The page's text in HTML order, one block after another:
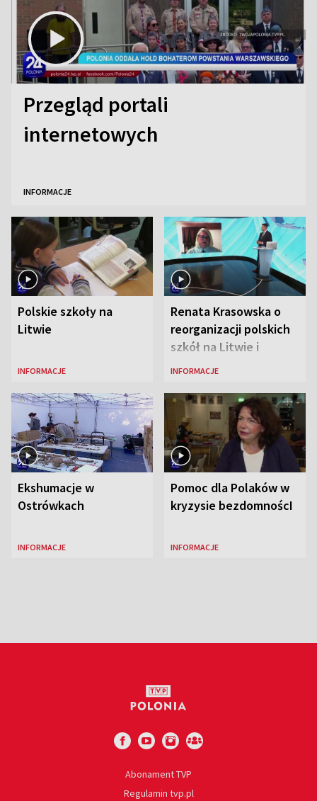
Przegląd portali
internetowych
INFORMACJE
Polskie szkoły na
Litwie
INFORMACJE
Renata Krasowska o
reorganizacji polskich
szkół na Litwie i
sytuacji w Połukniu
INFORMACJE
Ekshumacje w
Ostrówkach
INFORMACJE
Pomoc dla Polaków w
kryzysie bezdomnoścI
INFORMACJE
Abonament TVP
Regulamin tvp.pl